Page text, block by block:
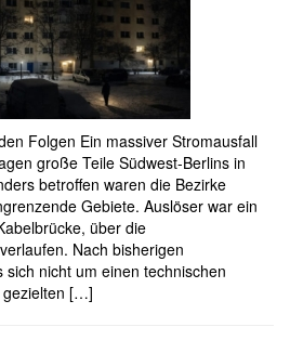
Folgen Ein massiver Stromausfall
große Teile Südwest-Berlins in
betroffen waren die Bezirke
Gebiete. Auslöser war ein
über die
Nach bisherigen
nicht um einen technischen
gezielten […]